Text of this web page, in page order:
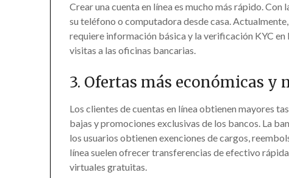
Crear una cuenta en línea es mucho más rápido.
su teléfono o computadora desde casa.
requiere información básica y la verificación KYC
visitas a las oficinas bancarias.
3. Ofertas más económicas y
Los clientes de cuentas en línea obtienen mayores
bajas y promociones exclusivas de los bancos. La
los usuarios obtienen exenciones de cargos,
línea suelen ofrecer transferencias de efectivo
virtuales gratuitas.